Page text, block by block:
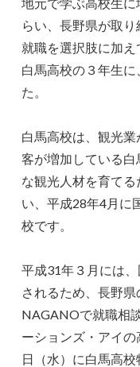
らい、長野県が取
就職を選択肢に加
白馬高校の３年生
た。
白馬高校は、観光
客が増加している
な観光人材を育て
い、平成28年4月に
校です。
平成31年３月には
されるため、長野
NAGANOで就職相
ーションズ・アイ
日（水）に白馬高